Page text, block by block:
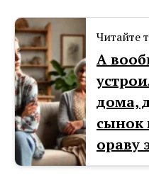
Читайте
А
дома,
сынок
ораву